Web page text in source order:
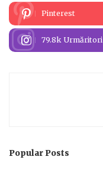
Pinterest
79.8k Urmăritori
Popular Posts